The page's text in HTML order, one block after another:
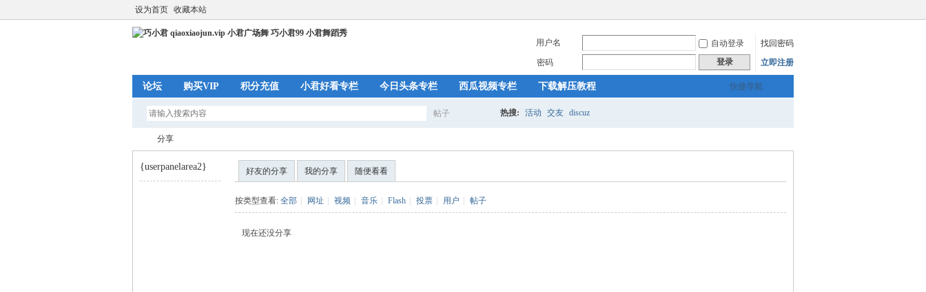
设为首页 收藏本站
用户名 自动登录
找回密码
密码
登录 立即注册
快捷导航
论坛 购买VIP 积分充值 小君好看专栏 今日头条专栏 西瓜视频专栏 下载解压教程
帖子 热搜: 活动 交友 discuz
分享
{userpanelarea2} 好友的分享 我的分享 随便看看
按类型查看: 全部 网址 视频 音乐 Flash 投票 用户 帖子
现在还没分享